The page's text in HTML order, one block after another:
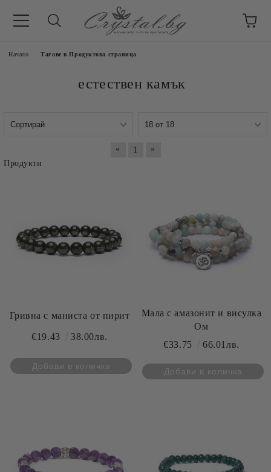
Начало Тагове в Продуктова страница
естествен камък
« 1
»
Продукти
Гривна с маниста от пирит
€19.43 38.00лв.
Мала с амазонит и висулка
Ом
€33.75
66.01лв.